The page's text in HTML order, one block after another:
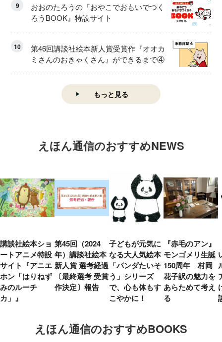
9
おおのたろうの『おやこでおもいでつく
ろうBOOK』特設サイト
10
第46回講談社絵本新人賞受賞作『オオカ
ミさんのおきゃくさん』ができるまで④
もっと見る
えほん通信のおすすめNEWS
講談社絵本ショ
ートアニメ特設
サイト『アニエ
ホン「はりねず
みのルーチ
カ」』
第45回（2024
年）講談社絵本
新人賞 選考経過
〔最終選考 受賞
作決定〕報告
子どもが元気に
なる大人気絵本
「パンダたいそ
う」シリーズ
で、心も体もす
こやかに！
『赤毛のアン』
モンゴメリ生誕
150周年 村岡
花子訳の魅力を
あらためて考え
る
えほん通信のおすすめBOOKS